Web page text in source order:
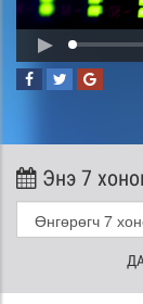
Энэ 7